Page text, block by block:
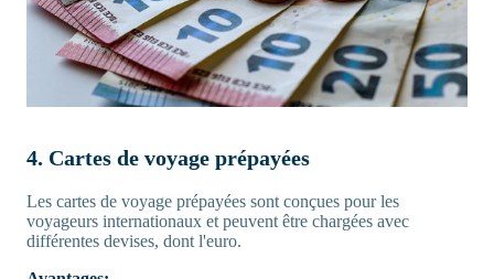
4. Cartes de voyage prépayées
Les cartes de voyage prépayées sont conçues pour les
voyageurs internationaux et peuvent être chargées avec
différentes devises, dont l'euro.